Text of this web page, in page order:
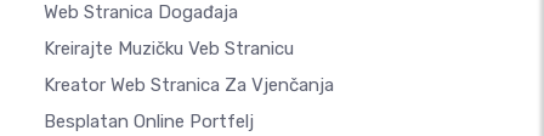
Web Stranica Događaja
Kreirajte Muzičku Veb Stranicu
Kreator Web Stranica Za Vjenčanja
Besplatan Online Portfelj